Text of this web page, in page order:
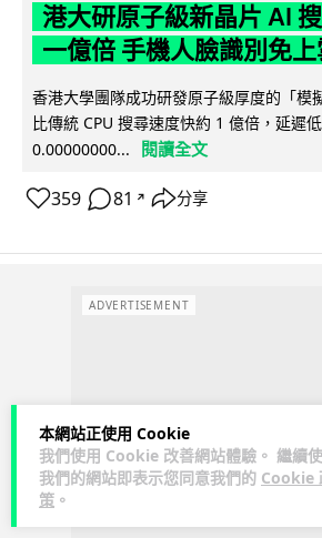
本網站正使用 Cookie
我們使用 Cookie 改善網站體驗。 繼續
我們的網站即表示您同意我們的 Cookie
策 。
港大研原子級新晶片 AI
一億倍 手機人臉識別免
香港大學團隊成功研發原子級厚度的「模
比傳統 CPU 搜尋速度快約 1 億倍，延遲
0.00000000...
閱讀全文
359 81 ↗ 分享
ADVERTISEMENT